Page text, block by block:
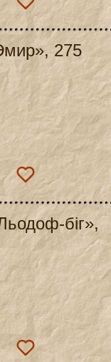
275
біг»,